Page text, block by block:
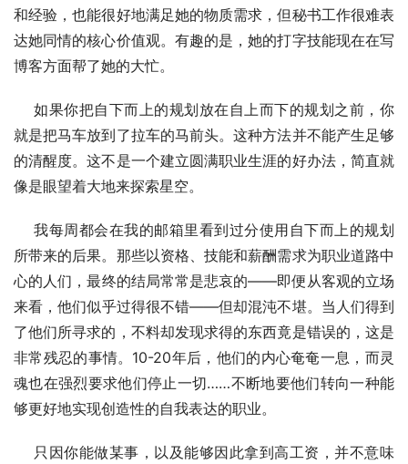
和经验，也能很好地满足她的物质需求，但秘书工作很难表
达她同情的核心价值观。有趣的是，她的打字技能现在在写
博客方面帮了她的大忙。
如果你把自下而上的规划放在自上而下的规划之前，你
就是把马车放到了拉车的马前头。这种方法并不能产生足够
的清醒度。这不是一个建立圆满职业生涯的好办法，简直就
像是眼望着大地来探索星空。
我每周都会在我的邮箱里看到过分使用自下而上的规划
所带来的后果。那些以资格、技能和薪酬需求为职业道路中
心的人们，最终的结局常常是悲哀的——即便从客观的立场
来看，他们似乎过得很不错——但却混沌不堪。当人们得到
了他们所寻求的，不料却发现求得的东西竟是错误的，这是
非常残忍的事情。10-20年后，他们的内心奄奄一息，而灵
魂也在强烈要求他们停止一切……不断地要他们转向一种能
够更好地实现创造性的自我表达的职业。
只因你能做某事，以及能够因此拿到高工资，并不意味